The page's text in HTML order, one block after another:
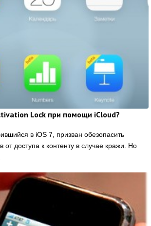
Lock при помощи iCloud?
в iOS 7, призван обезопасить
от доступа к контенту в случае кражи. Но